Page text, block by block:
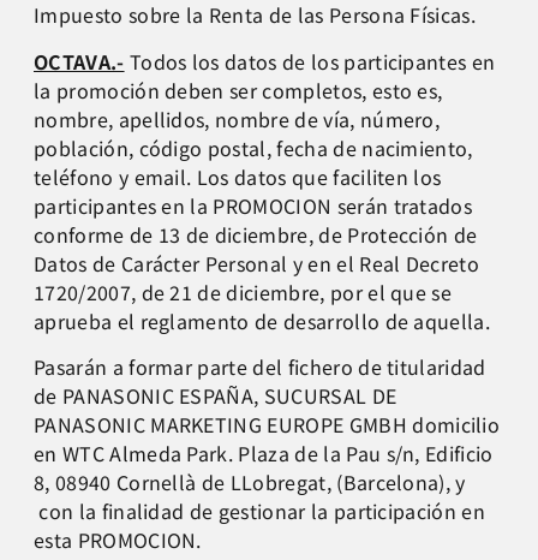
Impuesto sobre la Renta de las Persona Físicas.
OCTAVA.- Todos los datos de los participantes en
la promoción deben ser completos, esto es,
nombre, apellidos, nombre de vía, número,
población, código postal, fecha de nacimiento,
teléfono y email. Los datos que faciliten los
participantes en la PROMOCION serán tratados
conforme de 13 de diciembre, de Protección de
Datos de Carácter Personal y en el Real Decreto
1720/2007, de 21 de diciembre, por el que se
aprueba el reglamento de desarrollo de aquella.
Pasarán a formar parte del fichero de titularidad
de PANASONIC ESPAÑA, SUCURSAL DE
PANASONIC MARKETING EUROPE GMBH domicilio
en WTC Almeda Park. Plaza de la Pau s/n, Edificio
8, 08940 Cornellà de LLobregat, (Barcelona), y
con la finalidad de gestionar la participación en
esta PROMOCION.